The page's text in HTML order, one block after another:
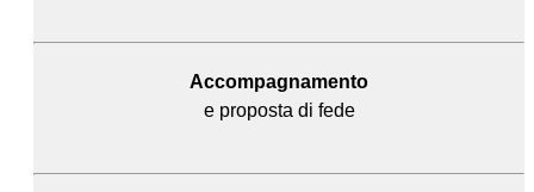
Accompagnamento
e proposta di fede